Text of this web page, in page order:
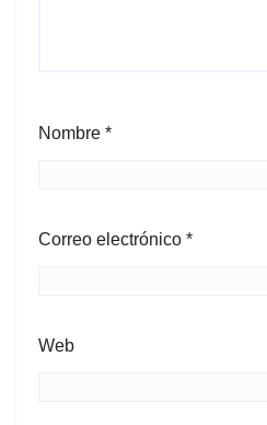
Nombre *
Correo electrónico *
Web